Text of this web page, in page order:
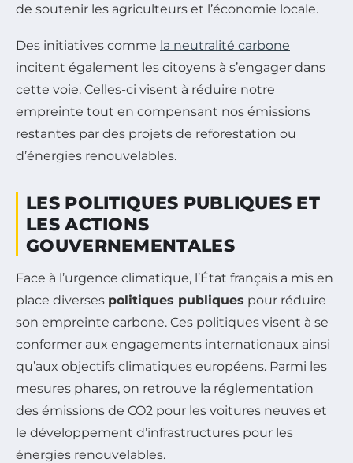
de soutenir les agriculteurs et l’économie locale.
Des initiatives comme la neutralité carbone
incitent également les citoyens à s’engager dans
cette voie. Celles-ci visent à réduire notre
empreinte tout en compensant nos émissions
restantes par des projets de reforestation ou
d’énergies renouvelables.
LES POLITIQUES PUBLIQUES ET
LES ACTIONS
GOUVERNEMENTALES
Face à l’urgence climatique, l’État français a mis en
place diverses politiques publiques pour réduire
son empreinte carbone. Ces politiques visent à se
conformer aux engagements internationaux ainsi
qu’aux objectifs climatiques européens. Parmi les
mesures phares, on retrouve la réglementation
des émissions de CO2 pour les voitures neuves et
le développement d’infrastructures pour les
énergies renouvelables.